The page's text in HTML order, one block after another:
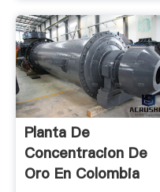
Planta De
Concentracion De
Oro En Colombia